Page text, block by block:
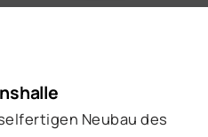
Neubau des